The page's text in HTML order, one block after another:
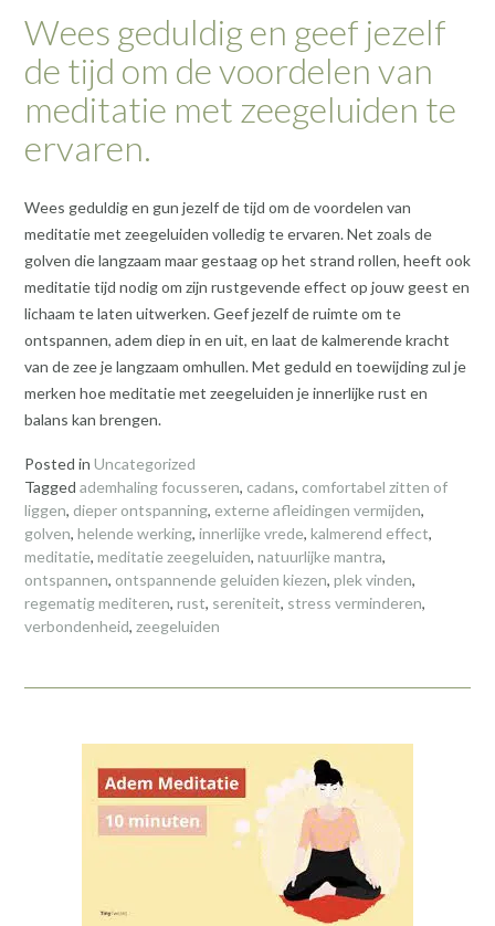
Wees geduldig en geef jezelf
de tijd om de voordelen van
meditatie met zeegeluiden te
ervaren.
Wees geduldig en gun jezelf de tijd om de voordelen van
meditatie met zeegeluiden volledig te ervaren. Net zoals de
golven die langzaam maar gestaag op het strand rollen, heeft ook
meditatie tijd nodig om zijn rustgevende effect op jouw geest en
lichaam te laten uitwerken. Geef jezelf de ruimte om te
ontspannen, adem diep in en uit, en laat de kalmerende kracht
van de zee je langzaam omhullen. Met geduld en toewijding zul je
merken hoe meditatie met zeegeluiden je innerlijke rust en
balans kan brengen.
Posted in Uncategorized
Tagged ademhaling focusseren, cadans, comfortabel zitten of
liggen, dieper ontspanning, externe afleidingen vermijden,
golven, helende werking, innerlijke vrede, kalmerend effect,
meditatie, meditatie zeegeluiden, natuurlijke mantra,
ontspannen, ontspannende geluiden kiezen, plek vinden,
regematig mediteren, rust, sereniteit, stress verminderen,
verbondenheid, zeegeluiden